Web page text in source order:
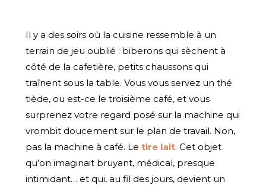
Il y a des soirs où la cuisine ressemble à un
terrain de jeu oublié : biberons qui sèchent à
côté de la cafetière, petits chaussons qui
traînent sous la table. Vous vous servez un thé
tiède, ou est-ce le troisième café, et vous
surprenez votre regard posé sur la machine qui
vrombit doucement sur le plan de travail. Non,
pas la machine à café. Le tire lait. Cet objet
qu’on imaginait bruyant, médical, presque
intimidant… et qui, au fil des jours, devient un